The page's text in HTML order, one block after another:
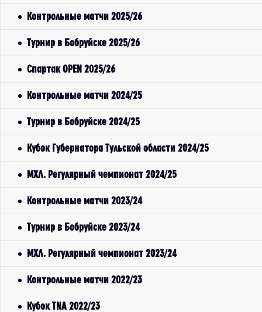
Контрольные матчи 2025/26
Турнир в Бобруйске 2025/26
Спартак OPEN 2025/26
Контрольные матчи 2024/25
Турнир в Бобруйске 2024/25
Кубок Губернатора Тульской области 2024/25
МХЛ. Регулярный чемпионат 2024/25
Контрольные матчи 2023/24
Турнир в Бобруйске 2023/24
МХЛ. Регулярный чемпионат 2023/24
Контрольные матчи 2022/23
Кубок TNA 2022/23